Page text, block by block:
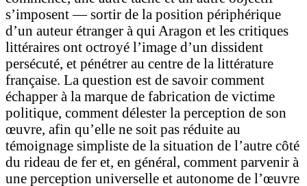
s’imposent — sortir de la position périphérique
d’un auteur étranger à qui Aragon et les critiques
littéraires ont octroyé l’image d’un dissident
persécuté, et pénétrer au centre de la littérature
française. La question est de savoir comment
échapper à la marque de fabrication de victime
politique, comment délester la perception de son
œuvre, afin qu’elle ne soit pas réduite au
témoignage simpliste de la situation de l’autre côté
du rideau de fer et, en général, comment parvenir à
une perception universelle et autonome de l’œuvre